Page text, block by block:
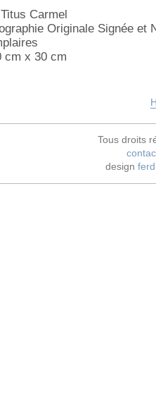
Carmel
Originale Signée et
cm x 30 cm
Tous droits
design